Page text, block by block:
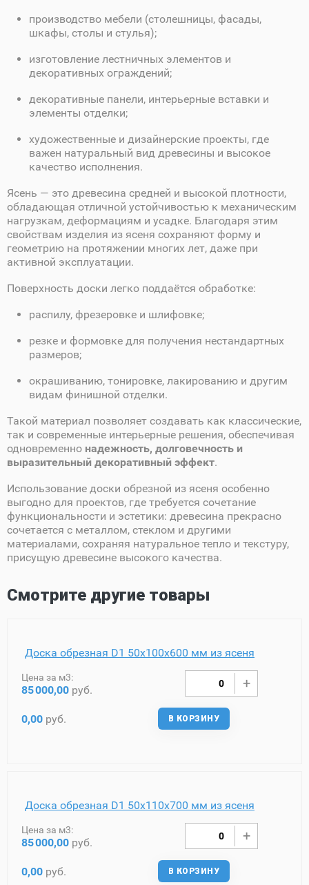
производство мебели (столешницы, фасады,
шкафы, столы и стулья);
изготовление лестничных элементов и
декоративных ограждений;
декоративные панели, интерьерные вставки и
элементы отделки;
художественные и дизайнерские проекты, где
важен натуральный вид древесины и высокое
качество исполнения.
Ясень — это древесина средней и высокой плотности,
обладающая отличной устойчивостью к механическим
нагрузкам, деформациям и усадке. Благодаря этим
свойствам изделия из ясеня сохраняют форму и
геометрию на протяжении многих лет, даже при
активной эксплуатации.
Поверхность доски легко поддаётся обработке:
распилу, фрезеровке и шлифовке;
резке и формовке для получения нестандартных
размеров;
окрашиванию, тонировке, лакированию и другим
видам финишной отделки.
Такой материал позволяет создавать как классические,
так и современные интерьерные решения, обеспечивая
одновременно надежность, долговечность и
выразительный декоративный эффект.
Использование доски обрезной из ясеня особенно
выгодно для проектов, где требуется сочетание
функциональности и эстетики: древесина прекрасно
сочетается с металлом, стеклом и другими
материалами, сохраняя натуральное тепло и текстуру,
присущую древесине высокого качества.
Смотрите другие товары
Доска обрезная D1 50х100х600 мм из ясеня
Цена за м3:
85000,00 руб.
0,00 руб. В КОРЗИНУ
Доска обрезная D1 50х110х700 мм из ясеня
Цена за м3:
85000,00 руб.
0,00 руб. В КОРЗИНУ